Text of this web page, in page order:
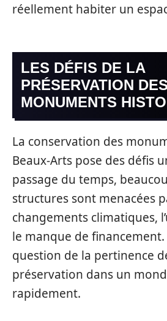
réellement habiter un
LES DÉFIS DE LA
PRÉSERVATION DES
MONUMENTS
La conservation des
Beaux-Arts pose des défis
passage du temps,
structures sont menacées
changements climatiques,
le manque de financement.
question de la pertinence
préservation dans un
rapidement.